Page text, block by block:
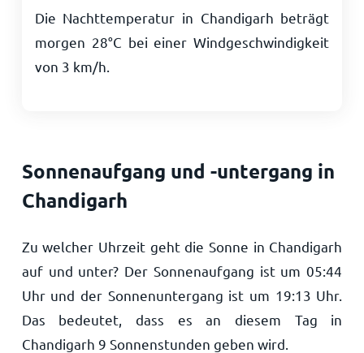
Die Nachttemperatur in Chandigarh beträgt
morgen 28°C bei einer Windgeschwindigkeit
von 3 km/h
Sonnenaufgang und -untergang in
Chandigarh
Zu welcher Uhrzeit geht die Sonne in Chandigarh
auf und unter? Der Sonnenaufgang ist um05:44
Uhr und der Sonnenuntergang ist um 19:13 Uhr.
Das bedeutet, dass es an diesem Tag in
Chandigarh 9 Sonnenstunden geben wird.